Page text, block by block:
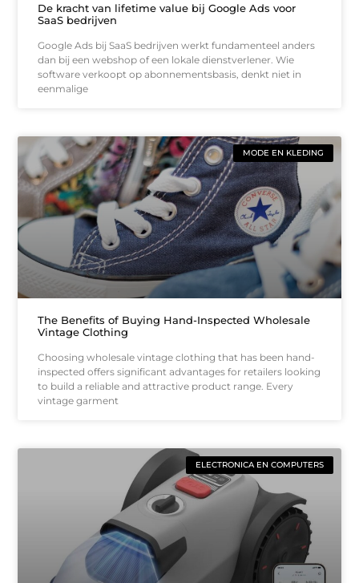
De kracht van lifetime value bij Google Ads voor
SaaS bedrijven
Google Ads bij SaaS bedrijven werkt fundamenteel anders
dan bij een webshop of een lokale dienstverlener. Wie
software verkoopt op abonnementsbasis, denkt niet in
eenmalige
MODE EN KLEDING
The Benefits of Buying Hand-Inspected Wholesale
Vintage Clothing
Choosing wholesale vintage clothing that has been hand-
inspected offers significant advantages for retailers looking
to build a reliable and attractive product range. Every
vintage garment
ELECTRONICA EN COMPUTERS